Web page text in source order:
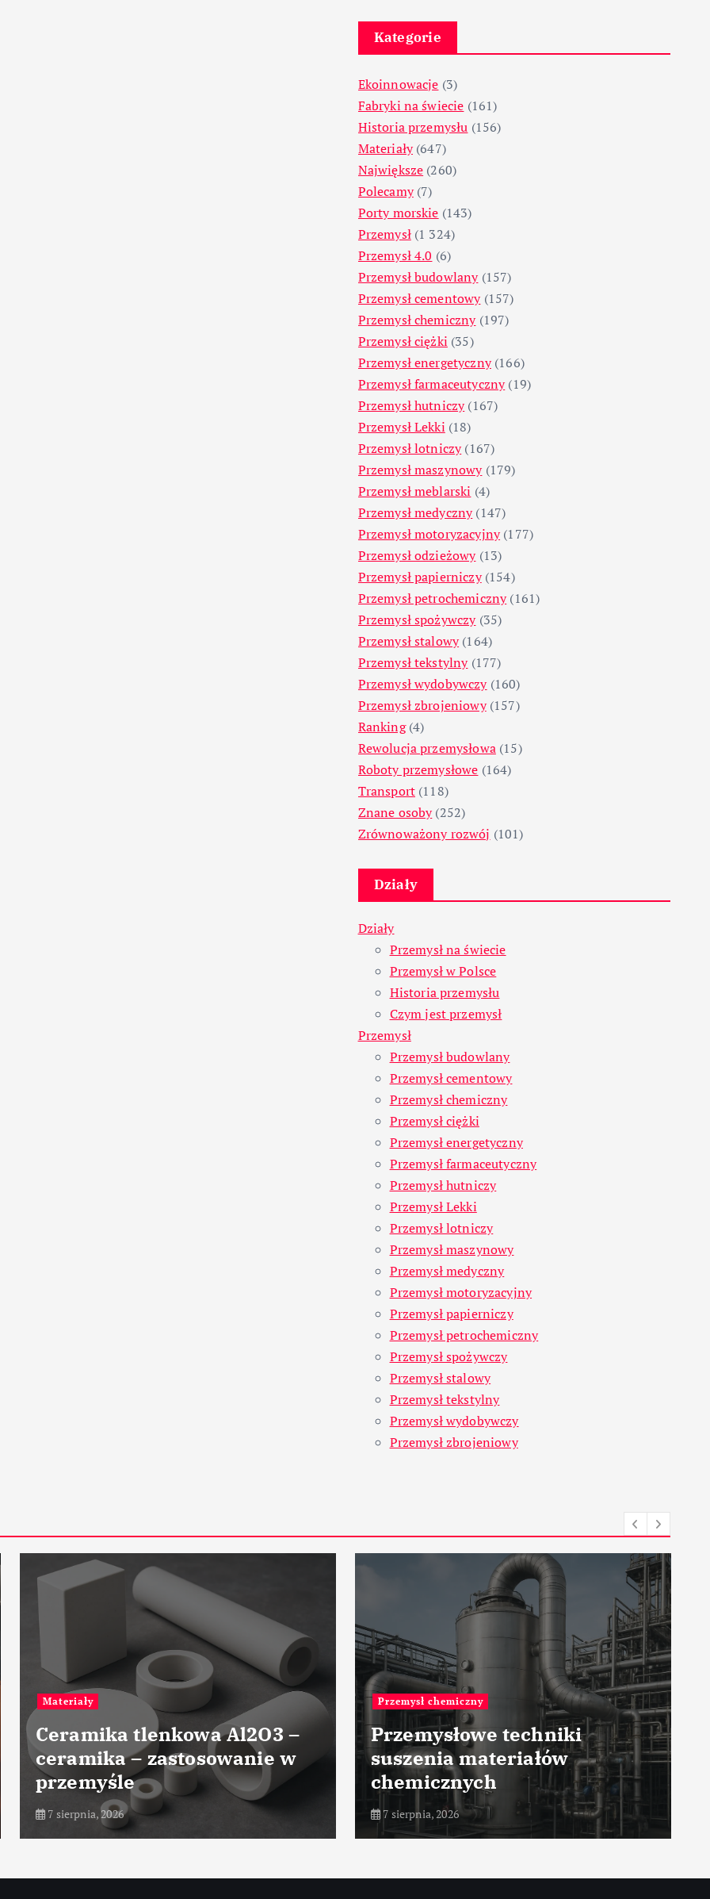
Kategorie
Ekoinnowacje (3)
Fabryki na świecie (161)
Historia przemysłu (156)
Materiały(647)
Największe (260)
Polecamy(7)
Porty morskie (143)
Przemysł(1 324)
Przemysł 4.0 (6)
Przemysł budowlany(157)
Przemysł cementowy(157)
Przemysł chemiczny(197)
Przemysł ciężki (35)
Przemysł energetyczny(166)
Przemysł farmaceutyczny(19)
Przemysł hutniczy(167)
Przemysł Lekki (18)
Przemysł lotniczy(167)
Przemysł maszynowy(179)
Przemysł meblarski (4)
Przemysł medyczny(147)
Przemysł motoryzacyjny(177)
Przemysł odzieżowy(13)
Przemysł papierniczy(154)
Przemysł petrochemiczny(161)
Przemysł spożywczy(35)
Przemysł stalowy(164)
Przemysł tekstylny(177)
Przemysł wydobywczy(160)
Przemysł zbrojeniowy(157)
Ranking(4)
Rewolucja przemysłowa(15)
Roboty przemysłowe (164)
Transport (118)
Znane osoby(252)
Zrównoważony rozwój (101)
Działy
Działy
Przemysł na świecie
Przemysł w Polsce
Historia przemysłu
Czym jest przemysł
Przemysł
Przemysł budowlany
Przemysł cementowy
Przemysł chemiczny
Przemysł ciężki
Przemysł energetyczny
Przemysł farmaceutyczny
Przemysł hutniczy
Przemysł Lekki
Przemysł lotniczy
Przemysł maszynowy
Przemysł medyczny
Przemysł motoryzacyjny
Przemysł papierniczy
Przemysł petrochemiczny
Przemysł spożywczy
Przemysł stalowy
Przemysł tekstylny
Przemysł wydobywczy
Przemysł zbrojeniowy
Materiały
Ceramika tlenkowa Al2O3 –
ceramika – zastosowanie w
przemyśle
7 sierpnia, 2026
Przemysł chemiczny
Przemysłowe techniki
suszenia materiałów
chemicznych
7 sierpnia, 2026